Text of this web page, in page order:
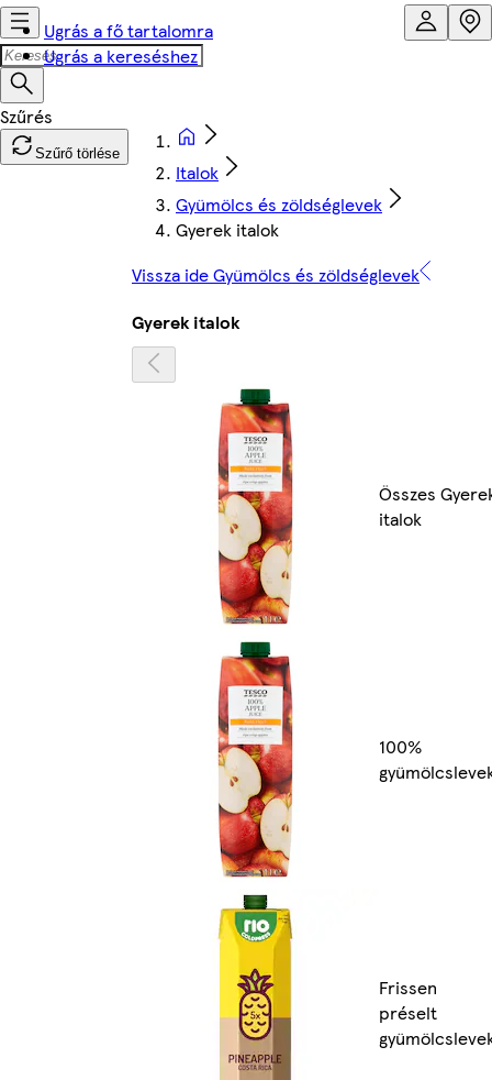
Ugrás a fő tartalomra
Ugrás a kereséshez
Szűrő törlése
Italok
Gyümölcs és zöldséglevek
Gyerek italok
Vissza ide Gyümölcs és zöldséglevek
Gyerek italok
Összes
italok
100%
Frissen
préselt